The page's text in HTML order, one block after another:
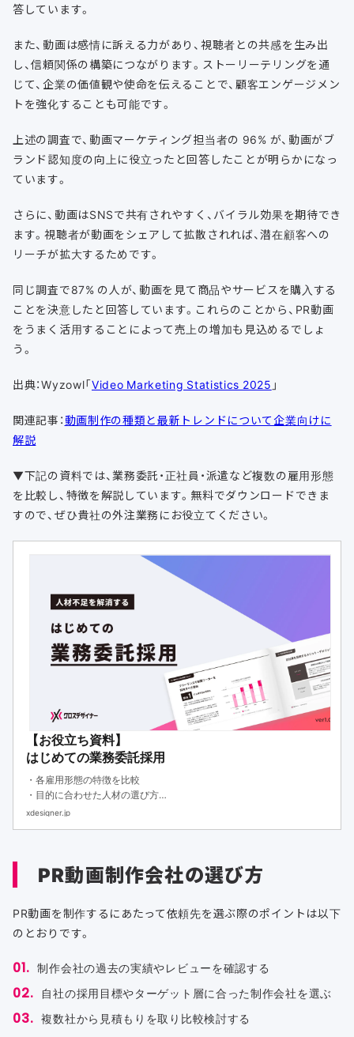
答しています。
また、動画は感情に訴える力があり、視聴者との共感を生み出
し、信頼関係の構築につながります。ストーリーテリングを通
じて、企業の価値観や使命を伝えることで、顧客エンゲージメン
トを強化することも可能です。
上述の調査で、動画マーケティング担当者の 96% が、動画がブ
ランド認知度の向上に役立ったと回答したことが明らかになっ
ています。
さらに、動画はSNSで共有されやすく、バイラル効果を期待でき
ます。視聴者が動画をシェアして拡散されれば、潜在顧客への
リーチが拡大するためです。
同じ調査で87% の人が、動画を見て商品やサービスを購入する
ことを決意したと回答しています。これらのことから、PR動画
をうまく活用することによって売上の増加も見込めるでしょ
う。
出典：Wyzowl「Video Marketing Statistics 2025 」
関連記事： 動画制作の種類と最新トレンドについて企業向けに
解説
▼下記の資料では、業務委託・正社員・派遣など複数の雇用形態
を比較し、特徴を解説しています。無料でダウンロードできま
すので、ぜひ貴社の外注業務にお役立てください。
【お役立ち資料】
はじめての業務委託採用
・各雇用形態の特徴を比較
・目的に合わせた人材の選び方
・フリーランスや副業人材を活用するメリット
xdesigner.jp
PR動画制作会社の選び方
PR動画を制作するにあたって依頼先を選ぶ際のポイントは以下
のとおりです。
制作会社の過去の実績やレビューを確認する
自社の採用目標やターゲット層に合った制作会社を選ぶ
複数社から見積もりを取り比較検討する